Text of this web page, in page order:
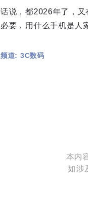
话说，都2026年了，又
必要，用什么手机是人
频道: 3C数码
本内
如涉